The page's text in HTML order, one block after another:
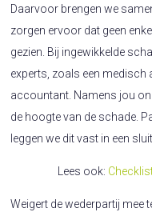
Daarvoor brengen we
zorgen ervoor dat geen
gezien. Bij ingewikkelde
experts, zoals een medisch
accountant. Namens jou
de hoogte van de schade.
leggen we dit vast in een
Lees ook:
Weigert de wederpartij mee